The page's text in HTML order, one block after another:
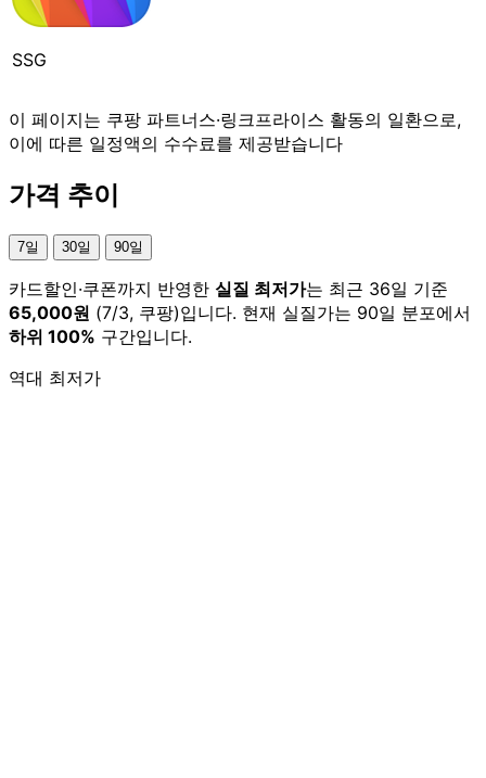
SSG
이 페이지는 쿠팡 파트너스·링크프라이스 활동의 일환으로,
이에 따른 일정액의 수수료를 제공받습니다
가격 추이
7일 30일 90일
카드할인·쿠폰까지 반영한 실질 최저가는 최근 36일 기준
65,000원 (7/3, 쿠팡)입니다. 현재 실질가는 90일 분포에서
하위 100% 구간입니다.
역대 최저가